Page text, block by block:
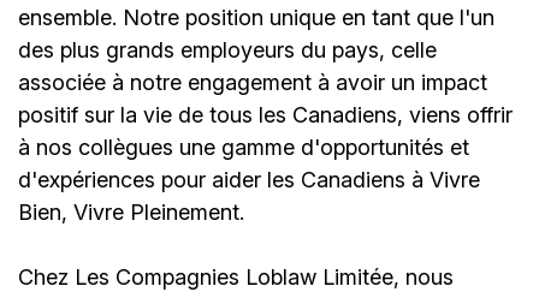
ensemble. Notre position unique en tant que l'un
des plus grands employeurs du pays, celle
associée à notre engagement à avoir un impact
positif sur la vie de tous les Canadiens, viens offrir
à nos collègues une gamme d'opportunités et
d'expériences pour aider les Canadiens à Vivre
Bien, Vivre Pleinement.
Chez Les Compagnies Loblaw Limitée, nous